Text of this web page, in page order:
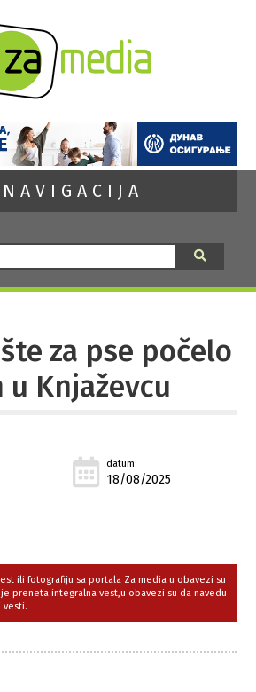
NAVIGACIJA
za pse počelo
Knjaževcu
datum:
18/08/2025
ili fotografiju sa portala Za media u obavezi su
preneta integralna vest,u obavezi su da navedu
vesti.